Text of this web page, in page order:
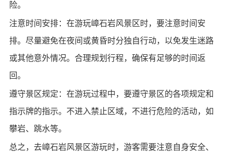
险。
注意时间安排：在游玩嶂石岩风景区时，要注意时间安
排。尽量避免在夜间或黄昏时分独自行动，以免发生迷路
或其他意外情况。合理规划行程，确保有足够的时间返
回。
遵守景区规定：在游玩过程中，要遵守景区的各项规定和
指示牌的指示。不进入禁止区域，不进行危险的活动，如
攀岩、跳水等。
总之，去嶂石岩风景区游玩时，游客需要注意自身安全、